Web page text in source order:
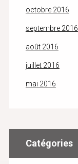
octobre 2016
septembre 2016
août 2016
juillet 2016
mai 2016
Catégories